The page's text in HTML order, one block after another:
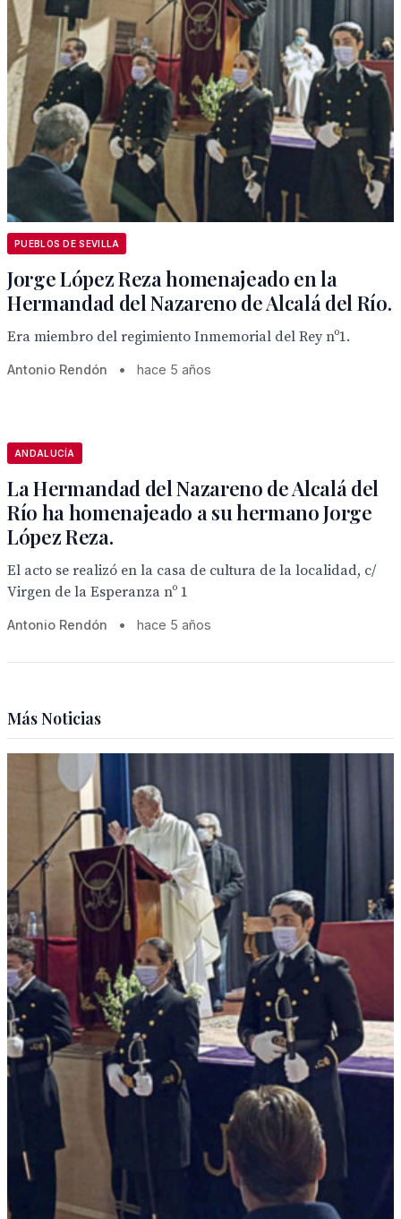
PUEBLOS DE SEVILLA
Jorge López Reza homenajeado en la
Hermandad del Nazareno de Alcalá del Río.
Era miembro del regimiento Inmemorial del Rey nº1.
Antonio Rendón • hace 5 años
ANDALUCÍA
La Hermandad del Nazareno de Alcalá del
Río ha homenajeado a su hermano Jorge
López Reza.
El acto se realizó en la casa de cultura de la localidad, c/
Virgen de la Esperanza nº 1
Antonio Rendón • hace 5 años
Más Noticias